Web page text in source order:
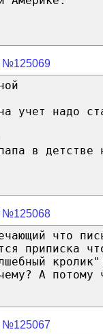
№125069
учет надо
в детстве
№125068
что
приписка
А потому
№125067